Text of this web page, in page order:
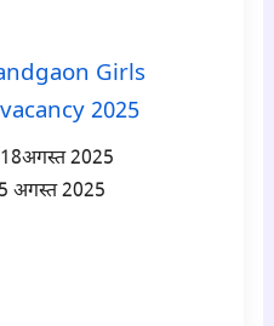
Girls
2025
18अगस्त 2025
अगस्त 2025